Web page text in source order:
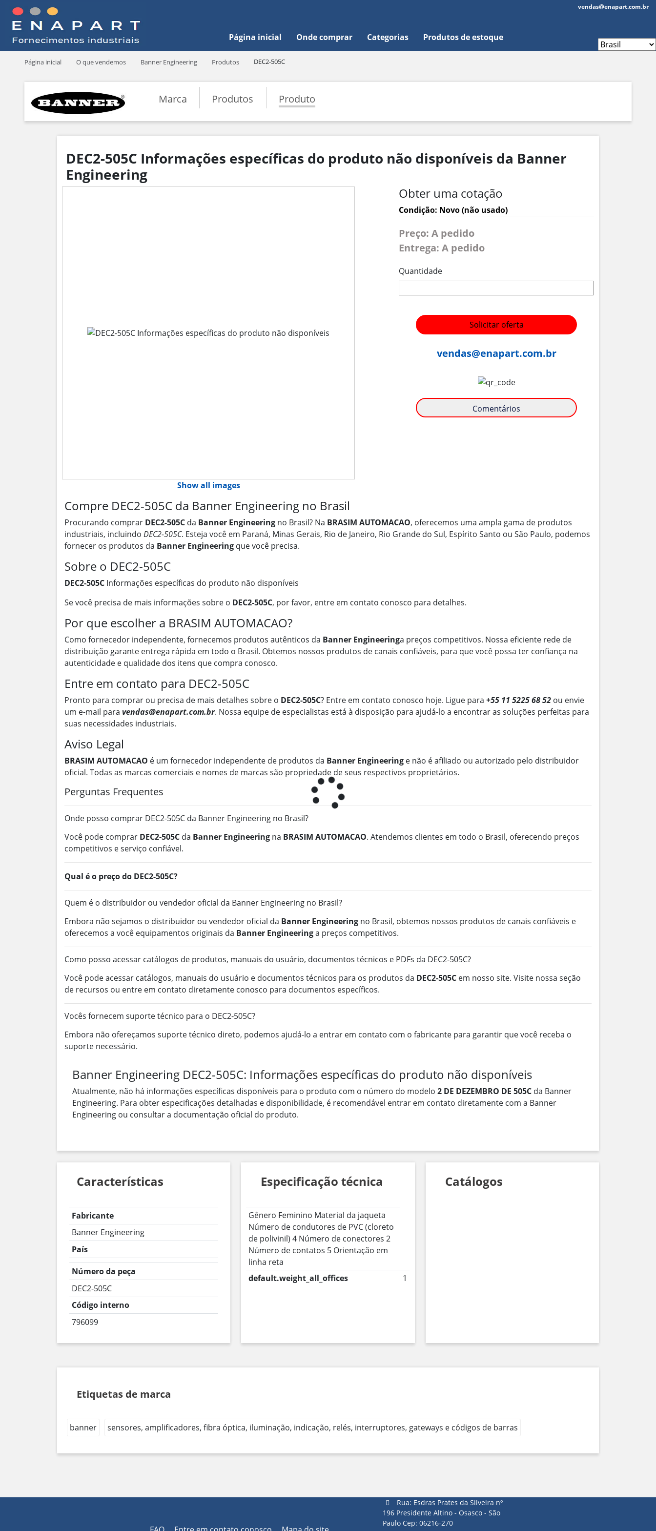
Página inicial Onde comprar Categorias Produtos de estoque
vendas@enapart.com.br
Página inicial O que vendemos Banner Engineering Produtos DEC2-505C
Marca Produtos Produto
DEC2-505C Informações específicas do produto não disponíveis da Banner
Engineering
Show all images
Obter uma cotação
Condição: Novo (não usado)
Preço: A pedido
Entrega: A pedido
Quantidade
Solicitar oferta
vendas@enapart.com.br
Comentários
Compre DEC2-505C da Banner Engineering no Brasil
Procurando comprar DEC2-505C da Banner Engineering no Brasil? Na BRASIM AUTOMACAO, oferecemos uma ampla gama de produtos
industriais, incluindo DEC2-505C. Esteja você em Paraná, Minas Gerais, Rio de Janeiro, Rio Grande do Sul, Espírito Santo ou São Paulo, podemos
fornecer os produtos da Banner Engineering que você precisa.
Sobre o DEC2-505C
DEC2-505C Informações específicas do produto não disponíveis
Se você precisa de mais informações sobre o DEC2-505C, por favor, entre em contato conosco para detalhes.
Por que escolher a BRASIM AUTOMACAO?
Como fornecedor independente, fornecemos produtos autênticos da Banner Engineeringa preços competitivos. Nossa eficiente rede de
distribuição garante entrega rápida em todo o Brasil. Obtemos nossos produtos de canais confiáveis, para que você possa ter confiança na
autenticidade e qualidade dos itens que compra conosco.
Entre em contato para DEC2-505C
Pronto para comprar ou precisa de mais detalhes sobre o DEC2-505C? Entre em contato conosco hoje. Ligue para +55 11 5225 68 52 ou envie
um e-mail para vendas@enapart.com.br. Nossa equipe de especialistas está à disposição para ajudá-lo a encontrar as soluções perfeitas para
suas necessidades industriais.
Aviso Legal
BRASIM AUTOMACAO é um fornecedor independente de produtos da Banner Engineering e não é afiliado ou autorizado pelo distribuidor
oficial. Todas as marcas comerciais e nomes de marcas são propriedade de seus respectivos proprietários.
Perguntas Frequentes
Onde posso comprar DEC2-505C da Banner Engineering no Brasil?
Você pode comprar DEC2-505C da Banner Engineering na BRASIM AUTOMACAO. Atendemos clientes em todo o Brasil, oferecendo preços
competitivos e serviço confiável.
Qual é o preço do DEC2-505C?
Quem é o distribuidor ou vendedor oficial da Banner Engineering no Brasil?
Embora não sejamos o distribuidor ou vendedor oficial da Banner Engineering no Brasil, obtemos nossos produtos de canais confiáveis e
oferecemos a você equipamentos originais da Banner Engineeringa preços competitivos.
Como posso acessar catálogos de produtos, manuais do usuário, documentos técnicos e PDFs da DEC2-505C?
Você pode acessar catálogos, manuais do usuário e documentos técnicos para os produtos da DEC2-505C em nosso site. Visite nossa seção
de recursos ou entre em contato diretamente conosco para documentos específicos.
Vocês fornecem suporte técnico para o DEC2-505C?
Embora não ofereçamos suporte técnico direto, podemos ajudá-lo a entrar em contato com o fabricante para garantir que você receba o
suporte necessário.
Banner Engineering DEC2-505C: Informações específicas do produto não disponíveis
Atualmente, não há informações específicas disponíveis para o produto com o número do modelo 2 DE DEZEMBRO DE 505C da Banner
Engineering. Para obter especificações detalhadas e disponibilidade, é recomendável entrar em contato diretamente com a Banner
Engineering ou consultar a documentação oficial do produto.
Características
Fabricante
Banner Engineering
País
Número da peça
DEC2-505C
Código interno
796099
Especificação técnica
Gênero Feminino Material da jaqueta
Número de condutores de PVC (cloreto
de polivinil) 4 Número de conectores 2
Número de contatos 5 Orientação em
linha reta
default.weight_all_offices
1
Catálogos
Etiquetas de marca
banner sensores, amplificadores, fibra óptica, iluminação, indicação, relés, interruptores, gateways e códigos de barras
Rua: Esdras Prates da Silveira nº
196 Presidente Altino - Osasco - São
Paulo Cep: 06216-270